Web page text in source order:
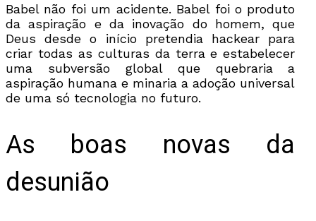
Babel não foi um acidente. Babel foi o produto
da aspiração e da inovação do homem, que
Deus desde o início pretendia hackear para
criar todas as culturas da terra e estabelecer
uma subversão global que quebraria a
aspiração humana e minaria a adoção universal
de uma só tecnologia no futuro.
As boas novas da
desunião